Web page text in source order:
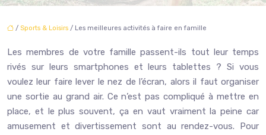
/ Sports & Loisirs / Les meilleures activités à faire en famille
Les membres de votre famille passent-ils tout leur temps
rivés sur leurs smartphones et leurs tablettes ? Si vous
voulez leur faire lever le nez de l’écran, alors il faut organiser
une sortie au grand air. Ce n’est pas compliqué à mettre en
place, et le plus souvent, ça en vaut vraiment la peine car
amusement et divertissement sont au rendez-vous. Pour